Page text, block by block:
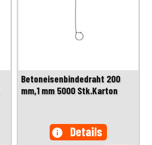
Betoneisenbindedraht 200
mm,1 mm 5000 Stk.Karton
info Details